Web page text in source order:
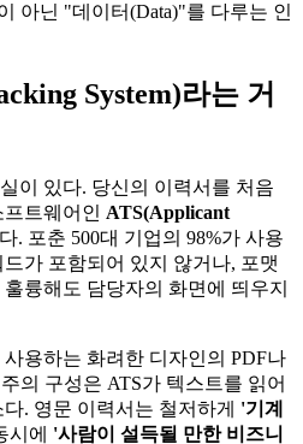
아닌 "데이터(Data)"를 다루는 인
System)라는 거
이 있다. 당신의 이력서를 처음
트웨어인 ATS(Applicant
. 포춘 500대 기업의 98%가 사용
가 포함되어 있지 않거나, 포맷
륭해도 담당자의 화면에 띄우지
용하는 화려한 디자인의 PDF나
의 구성은 ATS가 텍스트를 읽어
. 영문 이력서는 철저하게 '기계
시에 '사람이 설득될 만한 비즈니